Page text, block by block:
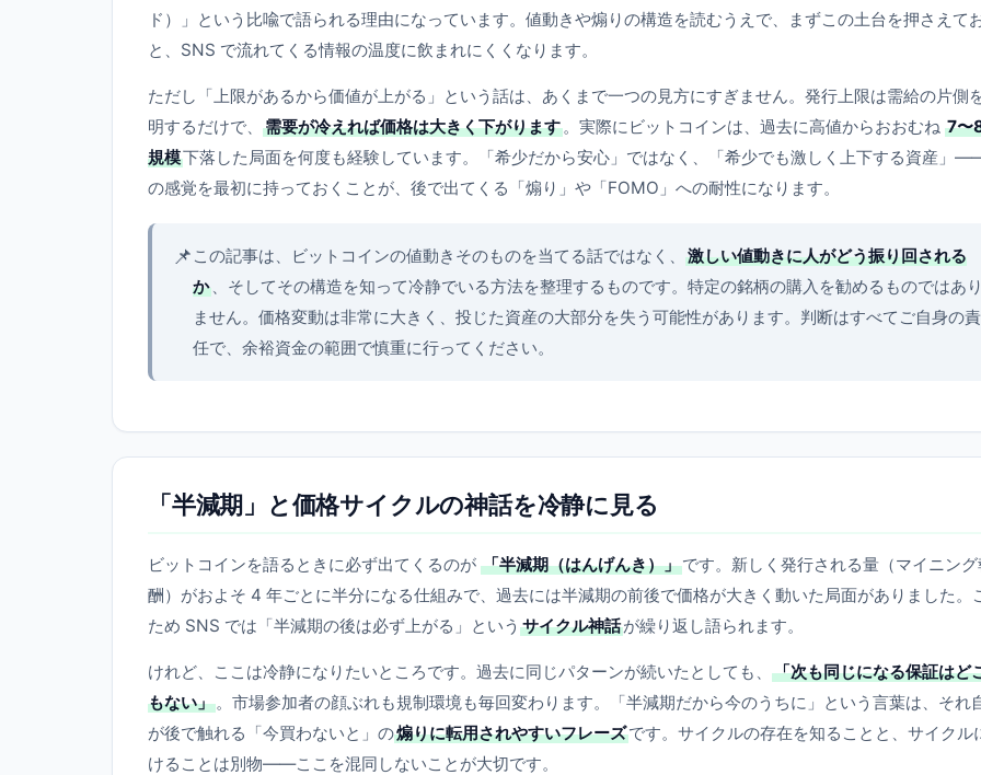
ド）」という比喩で語られる理由になっています。値動きや煽りの構造を読むうえで、まずこの土台を押さえて
と、SNS で流れてくる情報の温度に飲まれにくくなります。
ただし「上限があるから価値が上がる」という話は、あくまで一つの見方にすぎません。発行上限は需給の片側
明するだけで、
需要が冷えれば価格は大きく下がります。実際にビットコインは、過去に高値からおおむね 7〜
規模下落した局面を何度も経験しています。「希少だから安心」ではなく、「希少でも激しく上下する資産」
の感覚を最初に持っておくことが、後で出てくる「煽り」や「FOMO」への耐性になります。
📌 この記事は、ビットコインの値動きそのものを当てる話ではなく、
激しい値動きに人がどう振り回される
か 、そしてその構造を知って冷静でいる方法を整理するものです。特定の銘柄の購入を勧めるものではあり
ません。価格変動は非常に大きく、投じた資産の大部分を失う可能性があります。判断はすべてご自身の責
任で、余裕資金の範囲で慎重に行ってください。
「半減期」と価格サイクルの神話を冷静に見る
ビットコインを語るときに必ず出てくるのが 「半減期（はんげんき）」です。新しく発行される量（マイニング
酬）がおよそ 4 年ごとに半分になる仕組みで、過去には半減期の前後で価格が大きく動いた局面がありました。
ため SNS では「半減期の後は必ず上がる」という サイクル神話が繰り返し語られます。
けれど、ここは冷静になりたいところです。過去に同じパターンが続いたとしても、
「次も同じになる保証はど
もない」。市場参加者の顔ぶれも規制環境も毎回変わります。「半減期だから今のうちに」という言葉は、それ
が後で触れる「今買わないと」の煽りに転用されやすいフレーズです。サイクルの存在を知ることと、サイクル
けることは別物——ここを混同しないことが大切です。